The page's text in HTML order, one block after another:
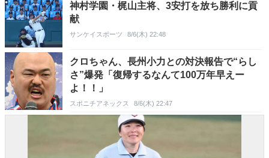
神村学園・梶山主将、3安打を放ち勝利に貢
献
サンケイスポーツ 8/6(木) 22:48
クロちゃん、長州小力との対決報告で“らし
さ”爆発「復帰するなんて100万年早えー
よ！！」
スポニチアネックス 8/6(木) 22:47